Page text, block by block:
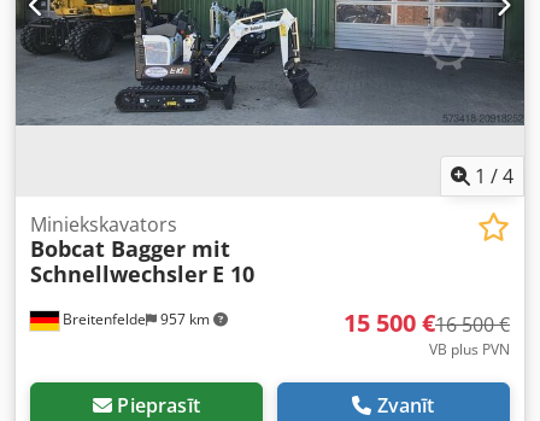
1 /4
Breitenfelde 957 km
Miniekskavators
Bobcat Bagger mit
Schnellwechsler E 10
15 500 €16 500 €
VB plus PVN
Pieprasīt Zvanīt